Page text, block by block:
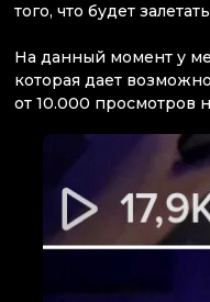
того, что будет
На данный момент у
которая дает
от 10.000 просмотров